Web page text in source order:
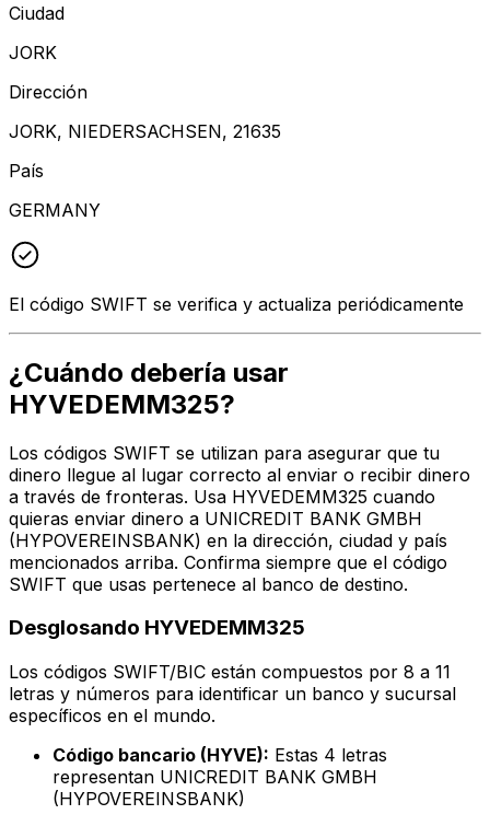
Ciudad
JORK
Dirección
JORK, NIEDERSACHSEN, 21635
País
GERMANY
El código SWIFT se verifica y actualiza periódicamente
¿Cuándo debería usar
HYVEDEMM325?
Los códigos SWIFT se utilizan para asegurar que tu
dinero llegue al lugar correcto al enviar o recibir dinero
a través de fronteras. Usa HYVEDEMM325 cuando
quieras enviar dinero a UNICREDIT BANK GMBH
(HYPOVEREINSBANK) en la dirección, ciudad y país
mencionados arriba. Confirma siempre que el código
SWIFT que usas pertenece al banco de destino.
Desglosando HYVEDEMM325
Los códigos SWIFT/BIC están compuestos por 8 a 11
letras y números para identificar un banco y sucursal
específicos en el mundo.
Código bancario (HYVE): Estas 4 letras
representan UNICREDIT BANK GMBH
(HYPOVEREINSBANK)